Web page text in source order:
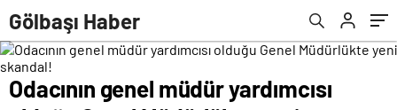
Gölbaşı Haber
Odacının genel müdür yardımcısı